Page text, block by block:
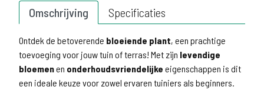
Omschrijving Specificaties
Ontdek de betoverende bloeiende plant, een prachtige
toevoeging voor jouw tuin of terras! Met zijn levendige
bloemenen onderhoudsvriendelijke eigenschappen is dit
een ideale keuze voor zowel ervaren tuiniers als beginners.